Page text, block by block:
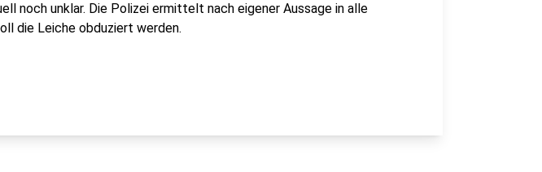
noch unklar. Die Polizei ermittelt nach eigener Aussage in alle
die Leiche obduziert werden.